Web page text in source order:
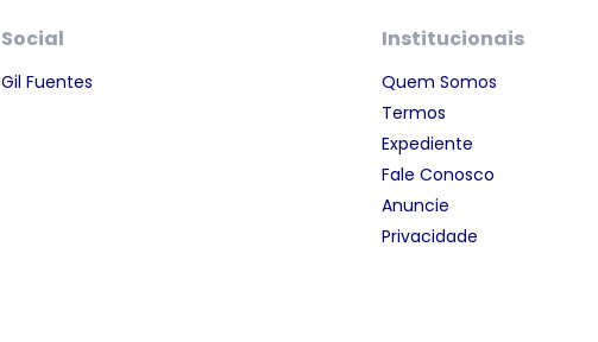
Social
Gil Fuentes
Institucionais
Quem Somos
Termos
Expediente
Fale Conosco
Anuncie
Privacidade